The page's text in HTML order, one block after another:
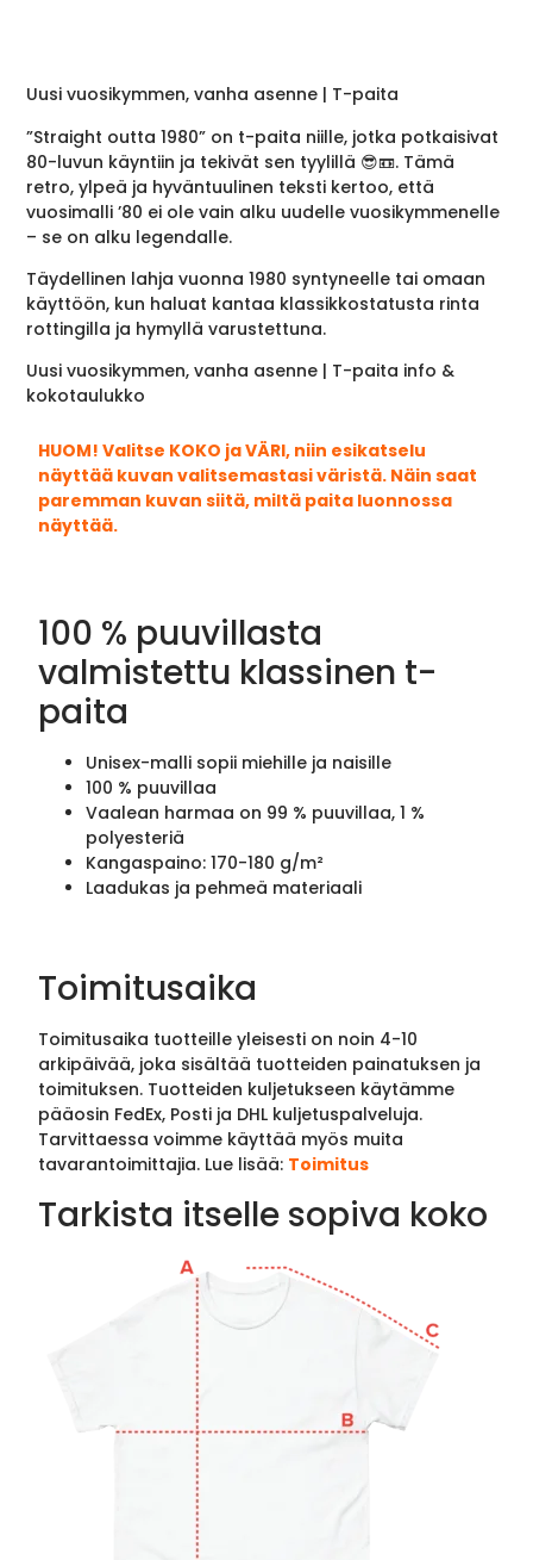
Uusi vuosikymmen, vanha asenne | T-paita
”Straight outta 1980” on t-paita niille, jotka potkaisivat
80-luvun käyntiin ja tekivät sen tyylillä 😎📼. Tämä
retro, ylpeä ja hyväntuulinen teksti kertoo, että
vuosimalli ’80 ei ole vain alku uudelle vuosikymmenelle
– se on alku legendalle.
Täydellinen lahja vuonna 1980 syntyneelle tai omaan
käyttöön, kun haluat kantaa klassikkostatusta rinta
rottingilla ja hymyllä varustettuna.
Uusi vuosikymmen, vanha asenne | T-paita info &
kokotaulukko
HUOM! Valitse KOKO ja VÄRI, niin esikatselu
näyttää kuvan valitsemastasi väristä. Näin saat
paremman kuvan siitä, miltä paita luonnossa
näyttää.
100 % puuvillasta
valmistettu klassinen t-
paita
Unisex-malli sopii miehille ja naisille
100 % puuvillaa
Vaalean harmaa on 99 % puuvillaa, 1 %
polyesteriä
Kangaspaino: 170-180 g/m²
Laadukas ja pehmeä materiaali
Toimitusaika
Toimitusaika tuotteille yleisesti on noin 4-10
arkipäivää, joka sisältää tuotteiden painatuksen ja
toimituksen. Tuotteiden kuljetukseen käytämme
pääosin FedEx, Posti ja DHL kuljetuspalveluja.
Tarvittaessa voimme käyttää myös muita
tavarantoimittajia. Lue lisää: Toimitus
Tarkista itselle sopiva koko